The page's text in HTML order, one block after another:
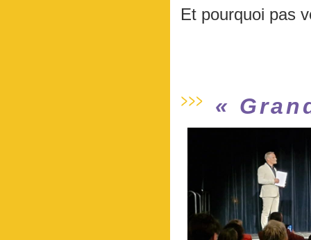
Et pourquoi pas
«